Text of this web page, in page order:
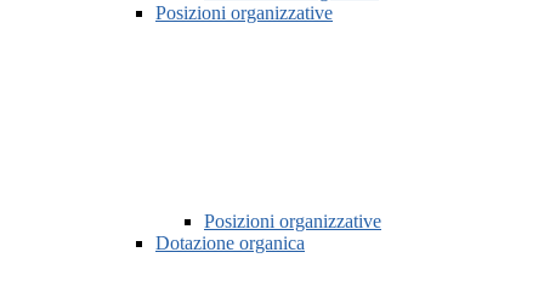
Posizioni organizzative
Posizioni organizzative
Dotazione organica